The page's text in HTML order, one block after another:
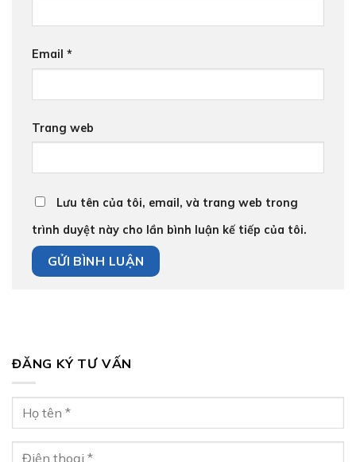
Email *
Trang web
Lưu tên của tôi, email, và trang web trong
trình duyệt này cho lần bình luận kế tiếp của tôi.
ĐĂNG KÝ TƯ VẤN